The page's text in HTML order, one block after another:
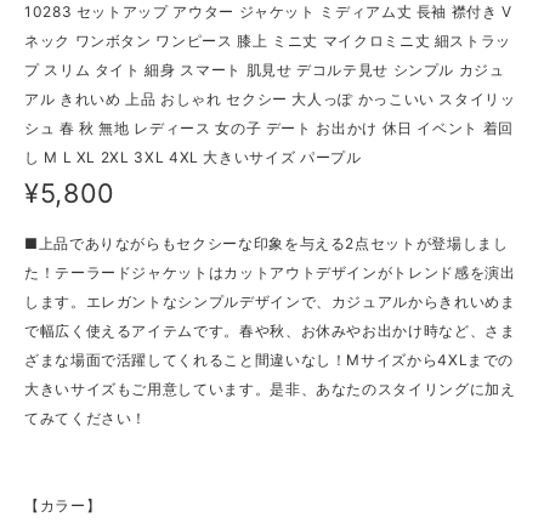
10283 セットアップ アウター ジャケット ミディアム丈 長袖 襟付き V
ネック ワンボタン ワンピース 膝上 ミニ丈 マイクロミニ丈 細ストラッ
プ スリム タイト 細身 スマート 肌見せ デコルテ見せ シンプル カジュ
アル きれいめ 上品 おしゃれ セクシー 大人っぽ かっこいい スタイリッ
シュ 春 秋 無地 レディース 女の子 デート お出かけ 休日 イベント 着回
し M L XL 2XL 3XL 4XL 大きいサイズ パープル
¥5,800
■上品でありながらもセクシーな印象を与える2点セットが登場しまし
た！テーラードジャケットはカットアウトデザインがトレンド感を演出
します。エレガントなシンプルデザインで、カジュアルからきれいめま
で幅広く使えるアイテムです。春や秋、お休みやお出かけ時など、さま
ざまな場面で活躍してくれること間違いなし！Mサイズから4XLまでの
大きいサイズもご用意しています。是非、あなたのスタイリングに加え
てみてください！
【カラー】